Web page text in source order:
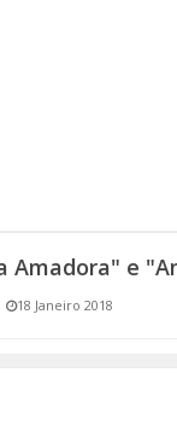
Amadora" e
18 Janeiro 2018